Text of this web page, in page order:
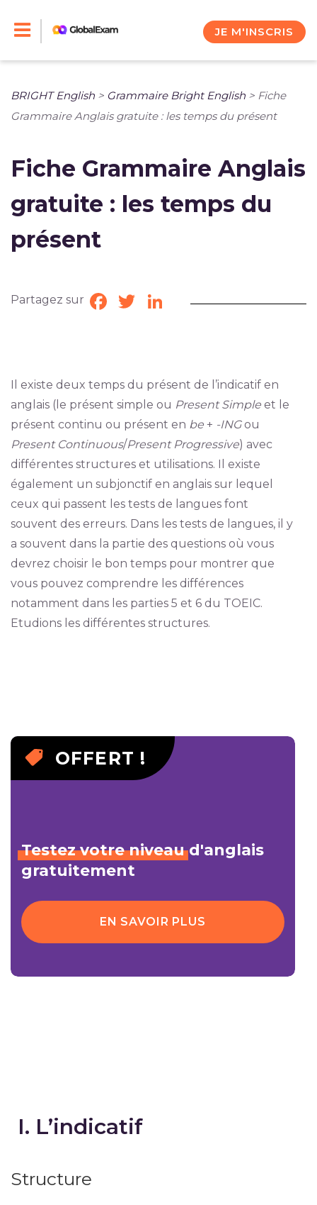
JE M'INSCRIS
BRIGHT English > Grammaire Bright English > Fiche
Grammaire Anglais gratuite : les temps du présent
Fiche Grammaire Anglais
gratuite : les temps du
présent
Partagez sur Facebook
TwitterLinkedIn
Il existe deux temps du présent de l’indicatif en
anglais (le présent simple ou Present Simpleet le
présent continu ou présent en be+ -INGou
Present Continuous/Present Progressive) avec
différentes structures et utilisations. Il existe
également un subjonctif en anglais sur lequel
ceux qui passent les tests de langues font
souvent des erreurs. Dans les tests de langues, il y
a souvent dans la partie des questions où vous
devrez choisir le bon temps pour montrer que
vous pouvez comprendre les différences
notamment dans les parties 5 et 6 du TOEIC.
Etudions les différentes structures.
OFFERT !
Testez votre niveaud'anglais
gratuitement
EN SAVOIR PLUS
I. L’indicatif
Structure